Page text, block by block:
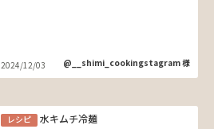
2024/12/03 @__shimi_cookingstagram 様
レシピ 水キムチ冷麺